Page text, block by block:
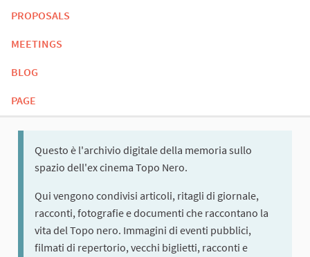
PROPOSALS
MEETINGS
BLOG
PAGE
Questo è l'archivio digitale della memoria sullo
spazio dell'ex cinema Topo Nero.
Qui vengono condivisi articoli, ritagli di giornale,
racconti, fotografie e documenti che raccontano la
vita del Topo nero. Immagini di eventi pubblici,
filmati di repertorio, vecchi biglietti, racconti e